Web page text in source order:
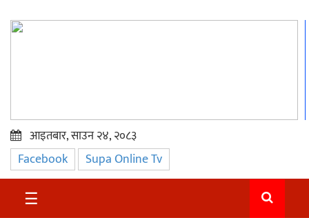
प्रमुख
समाचार
आइतबार, साउन २४, २०८३
Facebook Supa Online Tv
☰